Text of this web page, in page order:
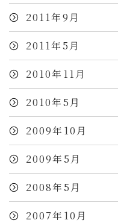
2011年9月
2011年5月
2010年11月
2010年5月
2009年10月
2009年5月
2008年5月
2007年10月